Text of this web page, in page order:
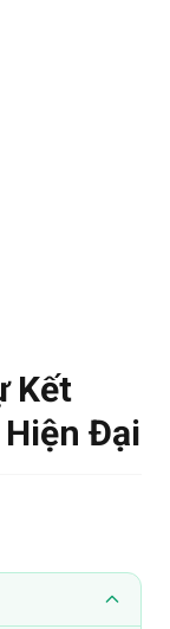
Kết
Hiện Đại